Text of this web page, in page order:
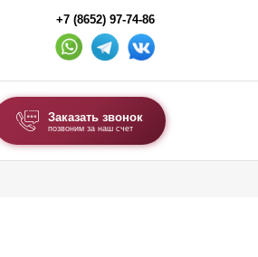
+7 (8652) 97-74-86
Заказать звонок
позвоним за наш счет